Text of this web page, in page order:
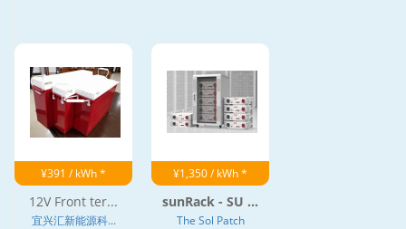
¥391 / kWh *
12V Front ter...
宜兴汇新能源科...
¥1,350 / kWh *
sunRack - SU ...
The Sol Patch